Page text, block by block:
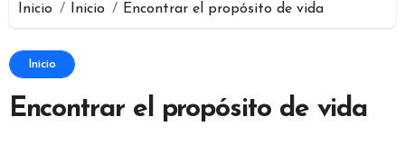
Inicio Inicio Encontrar el propósito de vida
Inicio
Encontrar el propósito de vida